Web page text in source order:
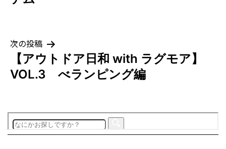
ビ
ー
シ
ン
次の投稿
【アウトドア日和 with ラグモア】
VOL.3 べランピング編